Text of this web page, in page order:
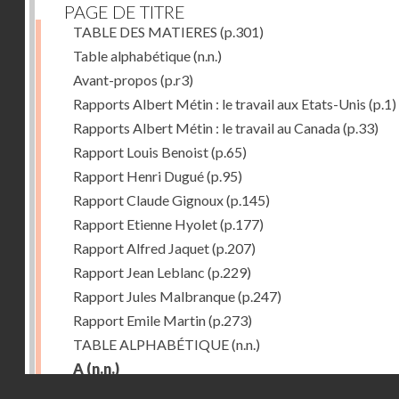
PAGE DE TITRE
TABLE DES MATIERES (p.301)
Table alphabétique(n.n.)
Avant-propos (p.r3)
Rapports Albert Métin : le travail aux Etats-Unis (p.1)
Rapports Albert Métin : le travail au Canada(p.33)
Rapport Louis Benoist(p.65)
Rapport Henri Dugué(p.95)
Rapport Claude Gignoux(p.145)
Rapport Etienne Hyolet(p.177)
Rapport Alfred Jaquet(p.207)
Rapport Jean Leblanc (p.229)
Rapport Jules Malbranque(p.247)
Rapport Emile Martin(p.273)
TABLE ALPHABÉTIQUE(n.n.)
A (n.n.)